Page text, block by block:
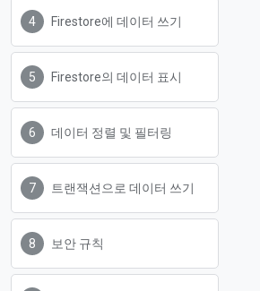
Firestore에 데이터 쓰기
Firestore의 데이터 표시
데이터 정렬 및 필터링
트랜잭션으로 데이터 쓰기
보안 규칙